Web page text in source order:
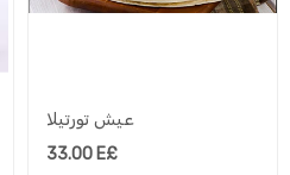
عيش تورتيلا
33.00E£